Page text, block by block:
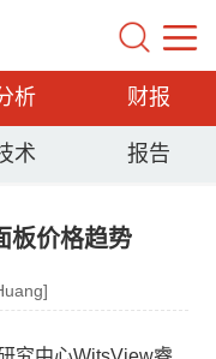
析 财报
术 报告
板价格趋势